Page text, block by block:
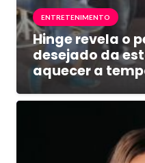
ENTRETENIMENTO
Hinge revela o
desejado da
aquecer a